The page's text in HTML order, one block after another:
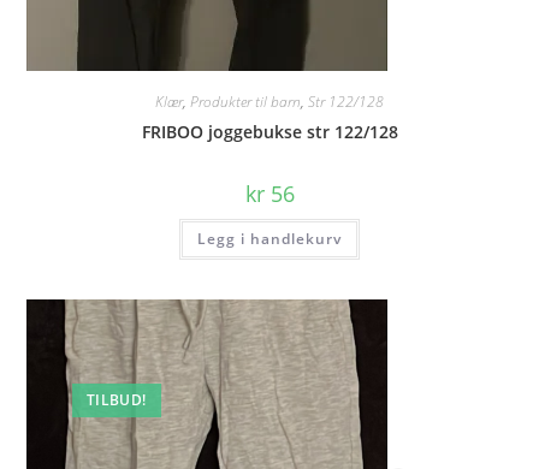
Klær, Produkter til barn, Str 122/128
FRIBOO joggebukse str 122/128
kr56
Legg i handlekurv
TILBUD!